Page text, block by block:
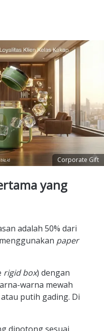
Corporate Gift
yang
adalah 50% dari
paper
rigid box) dengan
warna mewah
putih gading. Di